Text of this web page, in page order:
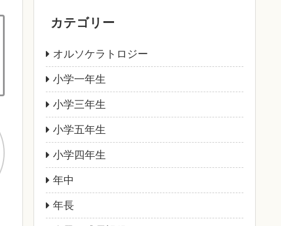
カテゴリー
オルソケラトロジー
小学一年生
小学三年生
小学五年生
小学四年生
年中
年長